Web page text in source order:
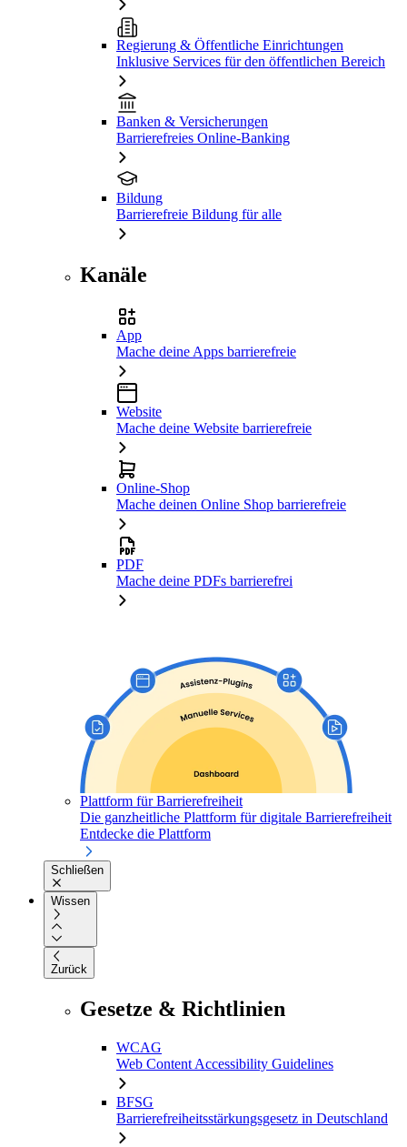
Regierung & Öffentliche Einrichtungen
Inklusive Services für den öffentlichen Bereich
Banken & Versicherungen
Barrierefreies Online-Banking
Bildung
Barrierefreie Bildung für alle
Kanäle
App
Mache deine Apps barrierefreie
Website
Mache deine Website barrierefreie
Online-Shop
Mache deinen Online Shop barrierefreie
PDF
Mache deine PDFs barrierefrei
Plattform für Barrierefreiheit
Die ganzheitliche Plattform für digitale Barrierefreiheit
Entdecke die Plattform
Schließen
Wissen
Zurück
Gesetze & Richtlinien
WCAG
Web Content Accessibility Guidelines
BFSG
Barrierefreiheitsstärkungsgesetz in Deutschland